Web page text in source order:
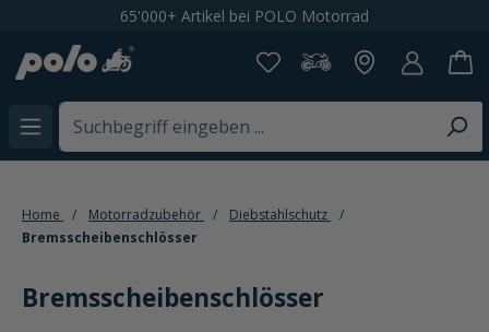
65'000+ Artikel bei POLO Motorrad
Home Motorradzubehör
Diebstahlschutz
Bremsscheibenschlösser
Bremsscheibenschlösser